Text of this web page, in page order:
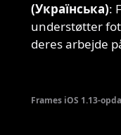
(Українська):
understøtter
deres arbejde
Frames iOS 1.13-